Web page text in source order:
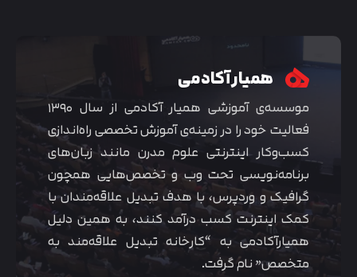
همیار آکادمی
موسسه‌ی آموزشی همیار آکادمی از سال ۱۳۹۰
فعالیت خود را در زمینه‌ی آموزش تخصصی راه‌اندازی
کسب‌و‌کار اینترنتی علوم مدرن مانند زبان‌های
برنامه‌نویسی تحت وب و تخصص‌هایی همچون
گرافیک و وردپرس، با هدف تبدیل علاقه‌مندان با
کمک اینترنت کسب درآمد کنند، به همین دلیل
همیارآکادمی به “کارخانه تبدیل علاقه‌مند به
متخصص” نام گرفت.